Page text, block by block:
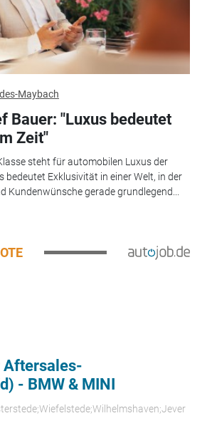
Maybach
Bauer: "Luxus bedeutet
Zeit"
steht für automobilen Luxus der
bedeutet Exklusivität in einer Welt, in der
Kundenwünsche gerade grundlegend...
Aftersales-
- BMW & MINI